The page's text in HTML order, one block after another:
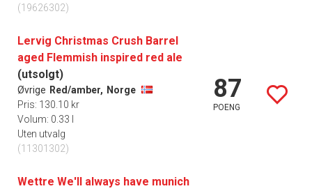
(19626302)
Lervig Christmas Crush Barrel
aged Flemmish inspired red ale
(utsolgt)
Øvrige Red/amber, Norge
Pris: 130.10 kr
Volum: 0.33 l
Uten utvalg
(11301302)
87
POENG
Wettre We'll always have munich